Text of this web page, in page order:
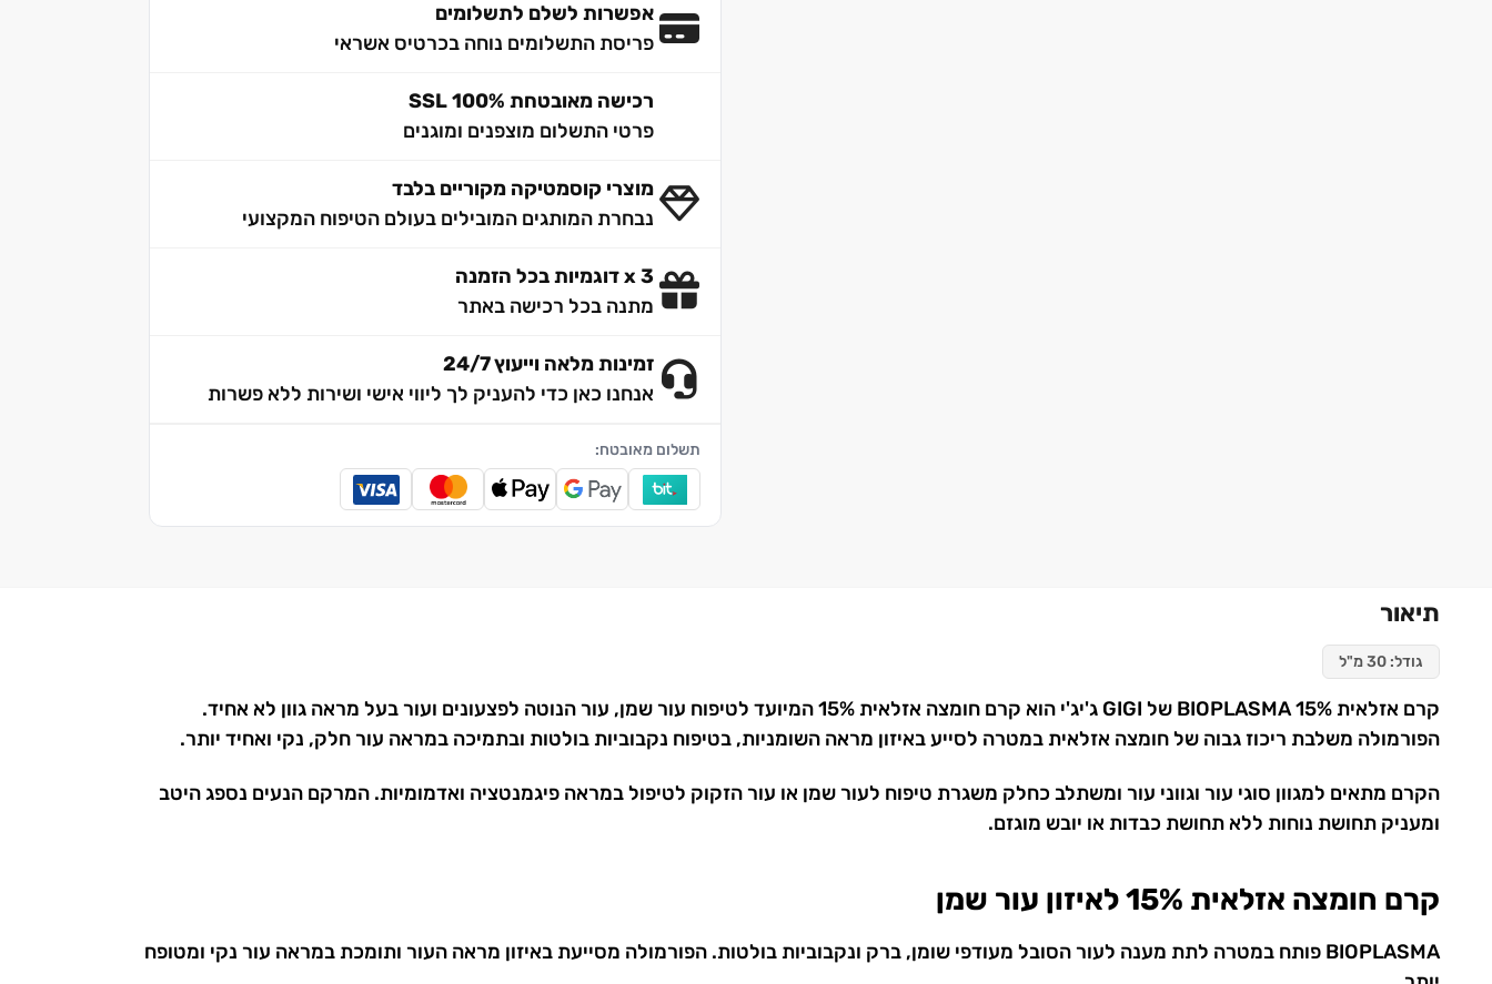
אפשרות לשלם לתשלומים
פריסת התשלומים נוחה בכרטיס אשראי
רכישה מאובטחת 100% SSL
פרטי התשלום מוצפנים ומוגנים
מוצרי קוסמטיקה מקוריים בלבד
נבחרת המותגים המובילים בעולם הטיפוח המקצועי
3 x דוגמיות בכל הזמנה
מתנה בכל רכישה באתר
זמינות מלאה וייעוץ 24/7
אנחנו כאן כדי להעניק לך ליווי אישי ושירות ללא פשרות
תשלום מאובטח:
תיאור
גודל: 30 מ"ל
קרם אזלאית 15% BIOPLASMA של GIGI ג'יג'י הוא קרם חומצה אזלאית 15% המיועד לטיפוח עור שמן, עור הנוטה לפצעונים ועור בעל מראה גוון לא אחיד.
הפורמולה משלבת ריכוז גבוה של חומצה אזלאית במטרה לסייע באיזון מראה השומניות, בטיפוח נקבוביות בולטות ובתמיכה במראה עור חלק, נקי ואחיד יותר.
הקרם מתאים למגוון סוגי עור וגווני עור ומשתלב כחלק משגרת טיפוח לעור שמן או עור הזקוק לטיפול במראה פיגמנטציה ואדמומיות. המרקם הנעים נספג היטב
ומעניק תחושת נוחות ללא תחושת כבדות או יובש מוגזם.
קרם חומצה אזלאית 15% לאיזון עור שמן
BIOPLASMA פותח במטרה לתת מענה לעור הסובל מעודפי שומן, ברק ונקבוביות בולטות. הפורמולה מסייעת באיזון מראה העור ותומכת במראה עור נקי ומטופח